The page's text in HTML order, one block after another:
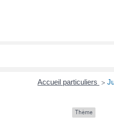
Accueil particuliers >
Thème